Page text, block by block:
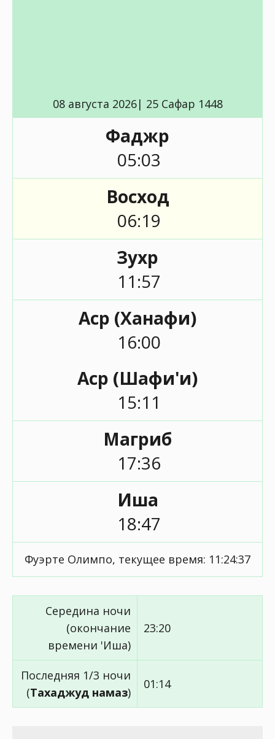
08 августа 2026| 25 Сафар 1448
Фаджр
05:03
Восход
06:19
Зухр
11:57
Аср (Ханафи)
16:00
Аср (Шафи'и)
15:11
Магриб
17:36
Иша
18:47
Фуэрте Олимпо, текущее время: 11:24:37
Середина ночи
(окончание
времени 'Иша)
23:20
Последняя 1/3 ночи
(Тахаджуд намаз)
01:14